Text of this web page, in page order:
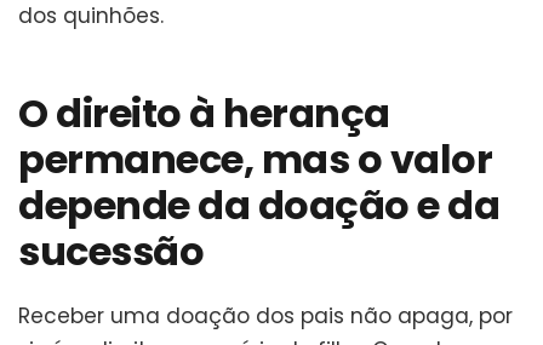
dos quinhões.
O direito à herança
permanece, mas o valor
depende da doação e da
sucessão
Receber uma doação dos pais não apaga, por